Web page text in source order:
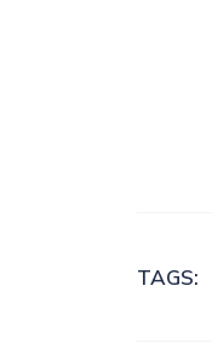
TAGS: